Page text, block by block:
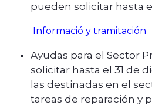
pueden solicitar hasta
Informació y tramitación
Ayudas para el Sector
solicitar hasta el 31 de
las destinadas en el
tareas de reparación y